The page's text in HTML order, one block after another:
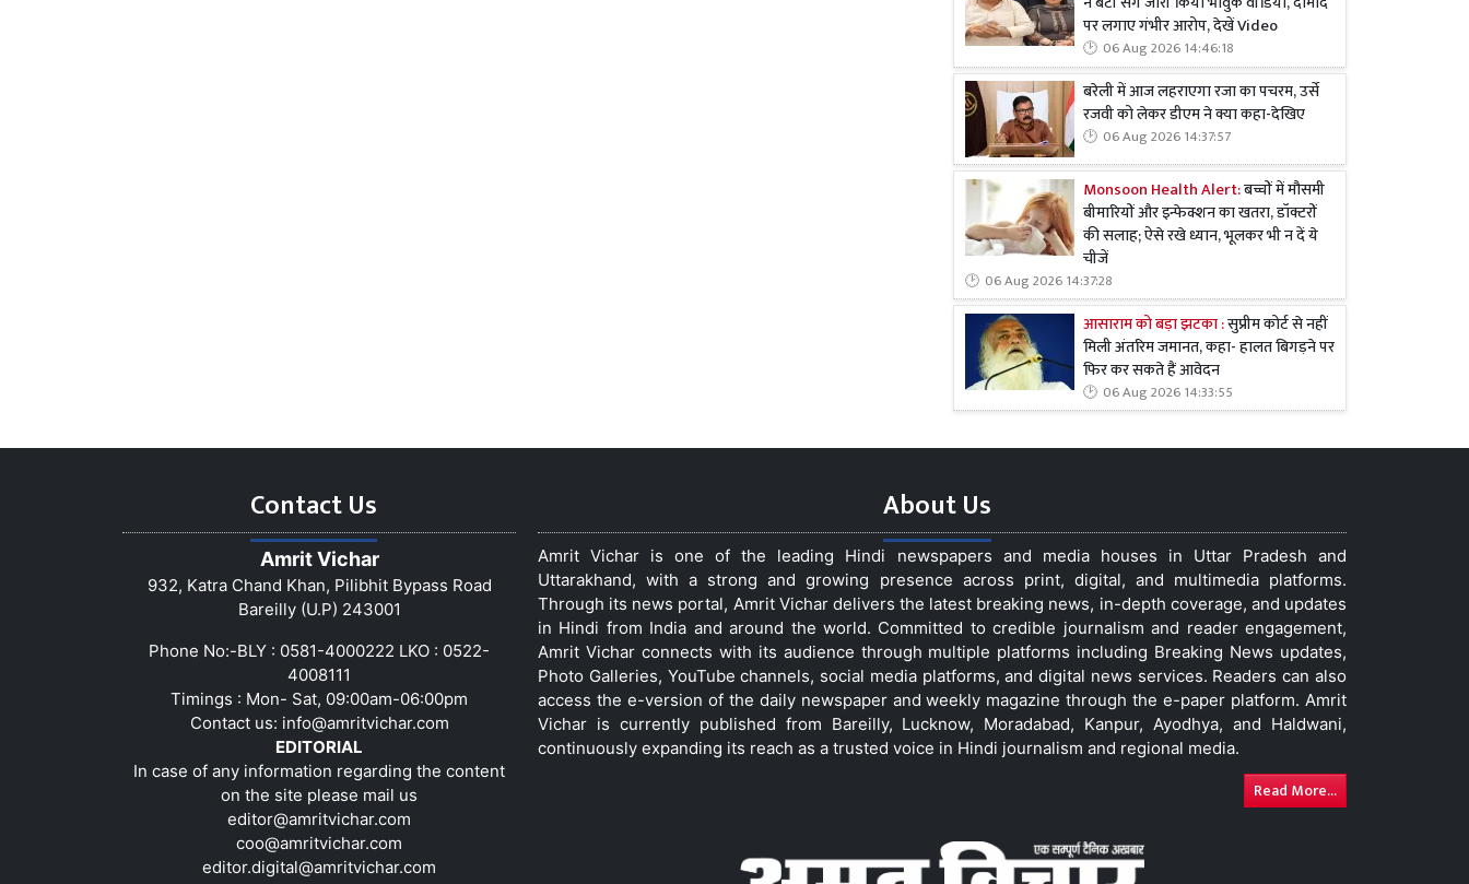
पर लगाए गंभीर आरोप, देखें Video
06 Aug 2026 14:46:18
बरेली में आज लहराएगा रजा का पचरम, उर्से
रजवी को लेकर डीएम ने क्या कहा-देखिए
06 Aug 2026 14:37:57
Monsoon Health Alert:बच्चों में मौसमी
बीमारियों और इन्फेक्शन का खतरा, डॉक्टरों
की सलाह; ऐसे रखे ध्यान, भूलकर भी न दें ये
चीजें
06 Aug 2026 14:37:28
आसाराम को बड़ा झटका :सुप्रीम कोर्ट से नहीं
मिली अंतरिम जमानत, कहा- हालत बिगड़ने पर
फिर कर सकते हैं आवेदन
06 Aug 2026 14:33:55
Contact Us
Amrit Vichar
932, Katra Chand Khan, Pilibhit Bypass Road
Bareilly (U.P) 243001
Phone No:-BLY : 0581-4000222 LKO : 0522-
4008111
Timings : Mon- Sat, 09:00am-06:00pm
Contact us: info@amritvichar.com
EDITORIAL
In case of any information regarding the content
on the site please mail us
editor@amritvichar.com
coo@amritvichar.com
editor.digital@amritvichar.com
About Us
Amrit Vichar is one of the leading Hindi newspapers and media houses in Uttar Pradesh and
Uttarakhand, with a strong and growing presence across print, digital, and multimedia platforms.
Through its news portal, Amrit Vichar delivers the latest breaking news, in-depth coverage, and updates
in Hindi from India and around the world. Committed to credible journalism and reader engagement,
Amrit Vichar connects with its audience through multiple platforms including Breaking News updates,
Photo Galleries, YouTube channels, social media platforms, and digital news services. Readers can also
access the e-version of the daily newspaper and weekly magazine through the e-paper platform. Amrit
Vichar is currently published from Bareilly, Lucknow, Moradabad, Kanpur, Ayodhya, and Haldwani,
continuously expanding its reach as a trusted voice in Hindi journalism and regional media.
Read More...